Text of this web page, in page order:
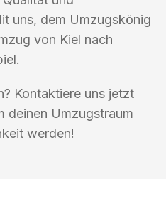
uns, dem Umzugskönig
von Kiel nach
Kontaktiere uns jetzt
deinen Umzugstraum
werden!